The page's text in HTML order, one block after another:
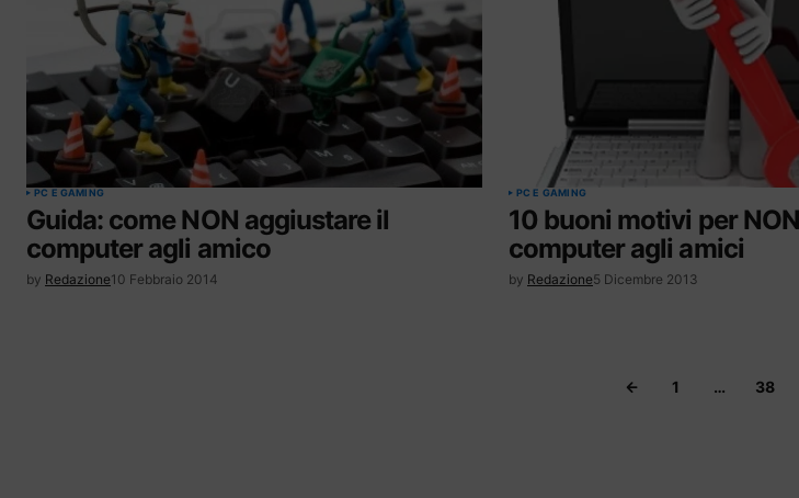
PC E GAMING
Guida: come NON aggiustare il
computer agli amico
by Redazione10 Febbraio 2014
PC E GAMING
10 buoni motivi per
computer agli amici
by Redazione5 Dicembre 2013
1 … 38